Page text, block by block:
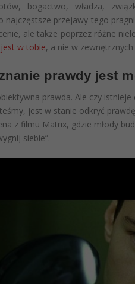
bogactwo, władza,
najczęstsze przejawy tego
ale także poprzez różne
w tobie, a nie w
prawdy jest
prawda. Ale czy
jest w stanie odkryć
z filmu Matrix, gdzie młody
siebie”.